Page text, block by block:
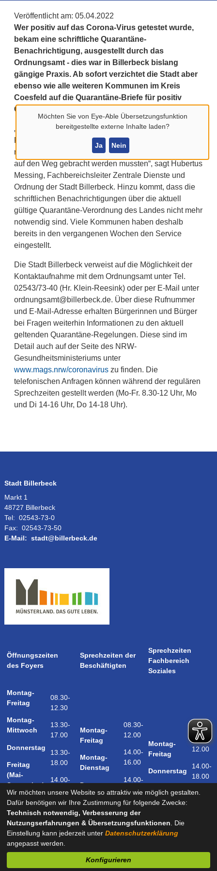
Möchten Sie von Eye-Able Übersetzungsfunktion
bereitgestellte externe Inhalte laden?
Ja Nein
Veröffentlicht am: 05.04.2022
Wer positiv auf das Corona-Virus getestet wurde,
bekam eine schriftliche Quarantäne-
Benachrichtigung, ausgestellt durch das
Ordnungsamt - dies war in Billerbeck bislang
gängige Praxis. Ab sofort verzichtet die Stadt aber
ebenso wie alle weiteren Kommunen im Kreis
Coesfeld auf die Quarantäne-Briefe für positiv
Getestete und deren Haushaltsangehörige.
„Dieser Service ist aufgrund der gestiegenen
Fallzahlen kaum mehr zu bewältigen. Zuletzt waren es
mehr als 250 Schreiben pro Woche, die vorbereitet und
auf den Weg gebracht werden mussten“, sagt Hubertus
Messing, Fachbereichsleiter Zentrale Dienste und
Ordnung der Stadt Billerbeck. Hinzu kommt, dass die
schriftlichen Benachrichtigungen über die aktuell
gültige Quarantäne-Verordnung des Landes nicht mehr
notwendig sind. Viele Kommunen haben deshalb
bereits in den vergangenen Wochen den Service
eingestellt.
Die Stadt Billerbeck verweist auf die Möglichkeit der
Kontaktaufnahme mit dem Ordnungsamt unter Tel.
02543/73-40 (Hr. Klein-Reesink) oder per E-Mail unter
ordnungsamt@billerbeck.de. Über diese Rufnummer
und E-Mail-Adresse erhalten Bürgerinnen und Bürger
bei Fragen weiterhin Informationen zu den aktuell
geltenden Quarantäne-Regelungen. Diese sind im
Detail auch auf der Seite des NRW-
Gesundheitsministeriums unter
www.mags.nrw/coronaviruszu finden. Die
telefonischen Anfragen können während der regulären
Sprechzeiten gestellt werden (Mo-Fr. 8.30-12 Uhr, Mo
und Di 14-16 Uhr, Do 14-18 Uhr).
Stadt Billerbeck
Markt 1
48727 Billerbeck
Tel: 02543-73-0
Fax: 02543-73-50
E-Mail: stadt@billerbeck.de
Öffnungszeiten
des Foyers
Sprechzeiten der
Beschäftigten
Sprechzeiten
Fachbereich
Soziales
Montag-
Freitag
Montag-
Mittwoch
Donnerstag
Freitag
(Mai-
September)
Samstag
(Mai-
September)
08.30-
12.30
13.30-
17.00
13.30-
18.00
14.00-
17.00
09.00-
12.00
Montag-
Freitag
Montag-
Dienstag
Donnerstag
08.30-
12.00
14.00-
16.00
14.00-
18.00
Montag-
Freitag
Donnerstag
08.30-
12.00
14.00-
18.00
und nach Vereinbarung
Wir möchten unsere Website so attraktiv wie möglich gestalten.
Dafür benötigen wir Ihre Zustimmung für folgende Zwecke:
Technisch notwendig, Verbesserung der
Nutzungserfahrungen & Übersetzungsfunktionen. Die
Einstellung kann jederzeit unter Datenschutzerklärung
angepasst werden.
Konfigurieren